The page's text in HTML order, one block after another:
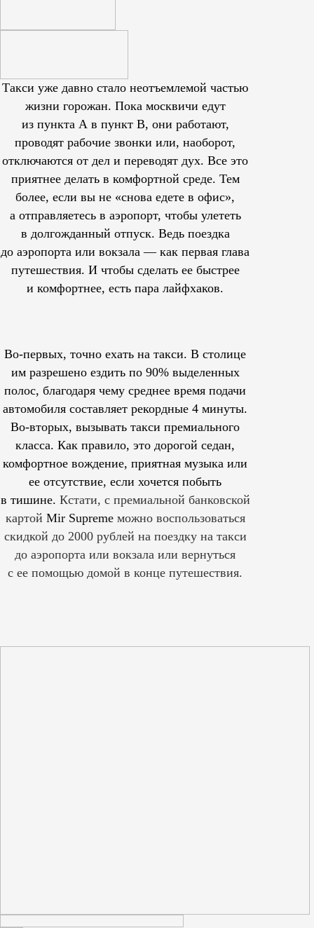
Такси уже давно стало неотъемлемой частью
жизни горожан. Пока москвичи едут
из пункта А в пункт В, они работают,
проводят рабочие звонки или, наоборот,
отключаются от дел и переводят дух. Все это
приятнее делать в комфортной среде. Тем
более, если вы не «снова едете в офис»,
а отправляетесь в аэропорт, чтобы улететь
в долгожданный отпуск. Ведь поездка
до аэропорта или вокзала — как первая глава
путешествия. И чтобы сделать ее быстрее
и комфортнее, есть пара лайфхаков.
Во-первых, точно ехать на такси. В столице
им разрешеноездить по 90% выделенных
полос, благодаря чему среднее время подачи
автомобиля составляет рекордные 4 минуты.
Во-вторых, вызывать такси премиального
класса. Как правило, это дорогой седан,
комфортное вождение, приятная музыка или
ее отсутствие, если хочется побыть
в тишине. Кстати, с премиальной банковской
картой Mir Supreme можно воспользоваться
скидкой до 2000 рублей на поездку на такси
до аэропорта или вокзала или вернуться
с ее помощью домой в конце путешествия.